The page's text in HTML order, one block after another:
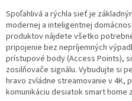
Spoľahlivá a rýchla sieť je
modernej a inteligentnej
produktov nájdete všetko
pripojenie bez nepríjemných
prístupové body (Access Points),
zosilňovače signálu. Vybudujte si
hravo zvládne streamovanie v 4K,
komunikáciu desiatok smart home